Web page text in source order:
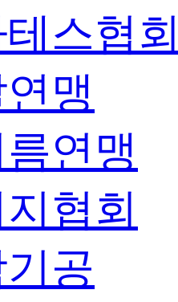
스협
맹
연맹
협회
공